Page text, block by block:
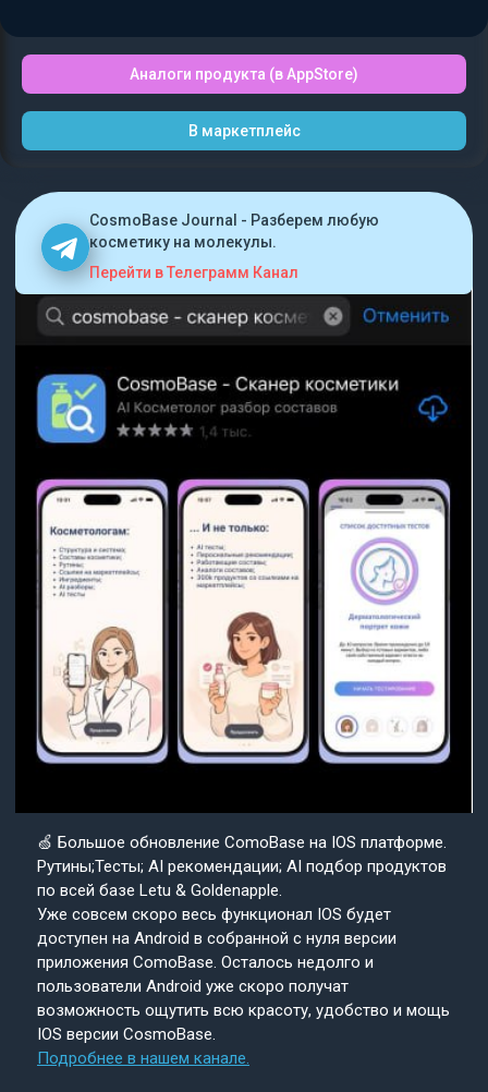
Аналоги продукта (в AppStore)
В маркетплейс
CosmoBase Journal - Разберем любую
косметику на молекулы.
Перейти в Телеграмм Канал
🍏 Большое обновление ComoBase на IOS платформе.
Рутины;Тесты; AI рекомендации; AI подбор продуктов
по всей базе Letu & Goldenapple.
Уже совсем скоро весь функционал IOS будет
доступен на Android в собранной с нуля версии
приложения ComoBase. Осталось недолго и
пользователи Android уже скоро получат
возможность ощутить всю красоту, удобство и мощь
IOS версии CosmoBase.
Подробнее в нашем канале.